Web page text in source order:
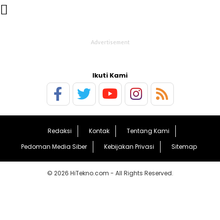

Ikuti Kami
Redaksi Kontak
Tentang Kami
Pedoman Media Siber
Kebijakan Privasi Sitemap
© 2026 HiTekno.com - All Rights Reserved.